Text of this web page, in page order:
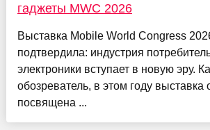
гаджеты MWC 2026
Выставка Mobile World Congress
подтвердила: индустрия
электроники вступает в новую эру.
обозреватель, в этом году выставка
посвящена ...